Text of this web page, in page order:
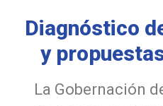
Diagnóstico
y
La Gobernación